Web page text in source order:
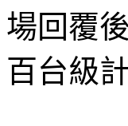
場回覆
百台級